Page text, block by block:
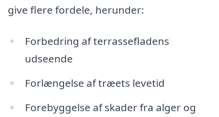
give flere fordele, herunder:
Forbedring af terrassefladens
udseende
Forlængelse af træets levetid
Forebyggelse af skader fra alger og